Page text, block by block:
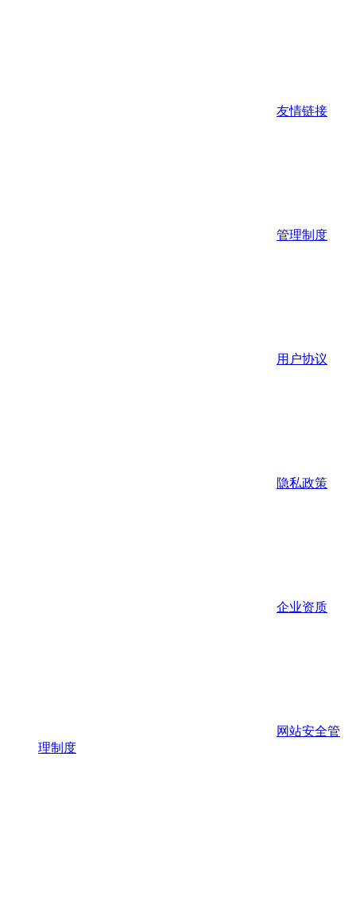
友情链接
管理制度
用户协议
隐私政策
企业资质
网站安全管
理制度